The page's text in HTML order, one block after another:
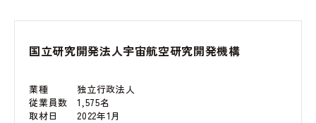
国立研究開発法人宇宙航空研究開発機構
業種 独立行政法人
従業員数 1,575名
取材日 2022年1月